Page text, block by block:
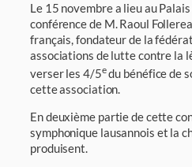
Le 15 novembre a lieu au
conférence de M. Raoul
français, fondateur de la
associations de lutte contre la
verser les 4/5edu bénéfice de
cette association.
En deuxième partie de cette
symphonique lausannois et la
produisent.